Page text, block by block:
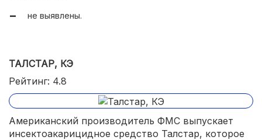
не выявлены.
ТАЛСТАР, КЭ
Рейтинг: 4.8
Американский производитель ФМС выпускает
инсектоакарицидное средство Талстар, которое